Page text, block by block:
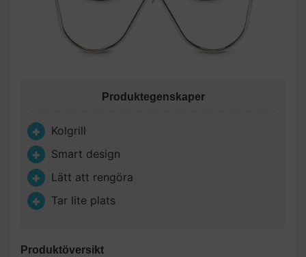
Produktegenskaper
Kolgrill
Smart design
Lätt att rengöra
Tar lite plats
Produktöversikt